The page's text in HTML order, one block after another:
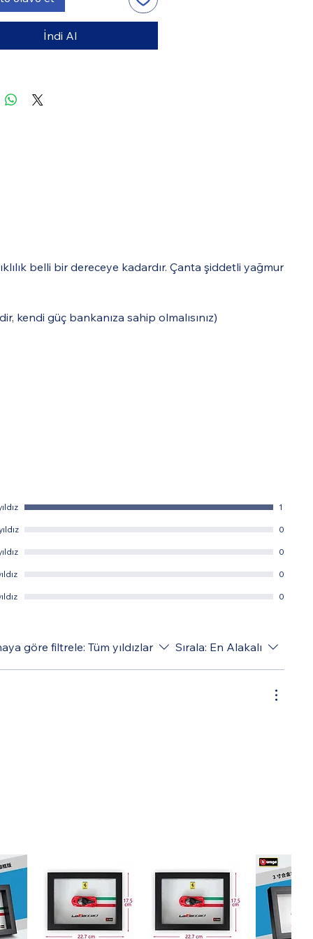
İndi Al
belli bir dereceye kadardır. Çanta şiddetli yağmur
kendi güç bankanıza sahip olmalısınız)
1
0
0
0
0
göre filtrele: Tüm yıldızlar Sırala: En Alakalı